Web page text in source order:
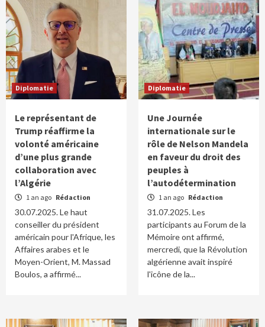
Diplomatie
Le représentant de
Trump réaffirme la
volonté américaine
d’une plus grande
collaboration avec
l’Algérie
1 an ago Rédaction
30.07.2025. Le haut
conseiller du président
américain pour l'Afrique, les
Affaires arabes et le
Moyen-Orient, M. Massad
Boulos, a affirmé...
Diplomatie
Une Journée
internationale sur le
rôle de Nelson Mandela
en faveur du droit des
peuples à
l’autodétermination
1 an ago Rédaction
31.07.2025. Les
participants au Forum de la
Mémoire ont affirmé,
mercredi, que la Révolution
algérienne avait inspiré
l'icône de la...